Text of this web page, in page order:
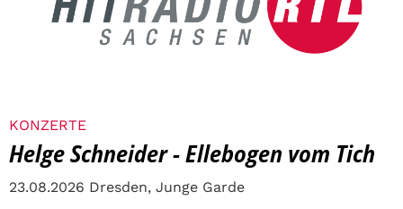
KONZERTE
Helge Schneider - Ellebogen vom Tich
23.08.2026 Dresden, Junge Garde